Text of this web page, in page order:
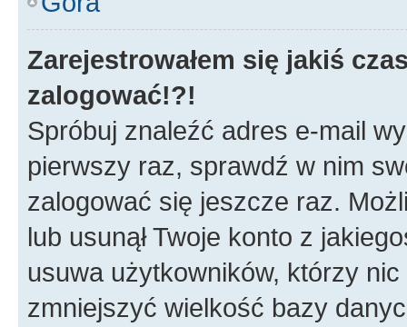
Zarejestrowałem się jakiś
zalogować!?!
Spróbuj znaleźć adres e-mail
pierwszy raz, sprawdź w nim
zalogować się jeszcze raz.
lub usunął Twoje konto z
usuwa użytkowników, którzy
zmniejszyć wielkość bazy